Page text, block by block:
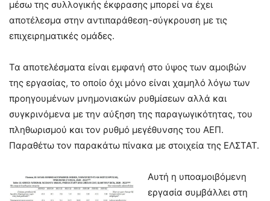
μέσω της συλλογικής έκφρασης μπορεί να έχει
αποτέλεσμα στην αντιπαράθεση-σύγκρουση με τις
επιχειρηματικές ομάδες.
Τα αποτελέσματα είναι εμφανή στο ύψος των αμοιβών
της εργασίας, το οποίο όχι μόνο είναι χαμηλό λόγω των
προηγουμένων μνημονιακών ρυθμίσεων αλλά και
συγκρινόμενα με την αύξηση της παραγωγικότητας, του
πληθωρισμού και τον ρυθμό μεγέθυνσης του ΑΕΠ.
Παραθέτω τον παρακάτω πίνακα με στοιχεία της ΕΛΣΤΑΤ.
Αυτή η υποαμοιβόμενη
εργασία συμβάλλει στη